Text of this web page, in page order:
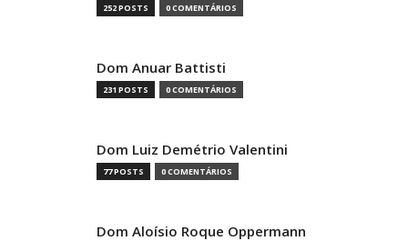
252 POSTS 0 COMENTÁRIOS
Dom Anuar Battisti
231 POSTS 0 COMENTÁRIOS
Dom Luiz Demétrio Valentini
77 POSTS 0 COMENTÁRIOS
Dom Aloísio Roque Oppermann